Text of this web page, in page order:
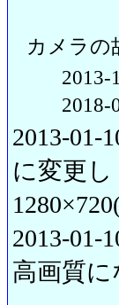
カメラの
2013-
2018-
2013-01-
に変更
2013-01-
高画質に